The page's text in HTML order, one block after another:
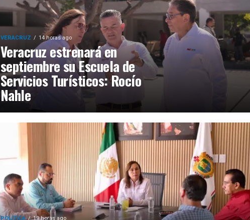
VERACRUZ 14 horas ago
Veracruz estrenará en
septiembre su Escuela de
Servicios Turísticos: Rocío
Nahle
POLÍTICA 19 horas ago